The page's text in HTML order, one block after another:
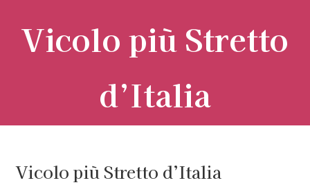
Vicolo più Stretto
d’Italia
Vicolo più Stretto d’Italia